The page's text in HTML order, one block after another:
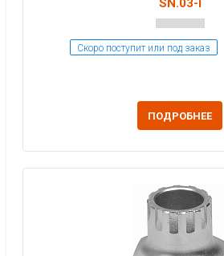
SN.03-I
Скоро поступит или под заказ
ПОДРОБНЕЕ